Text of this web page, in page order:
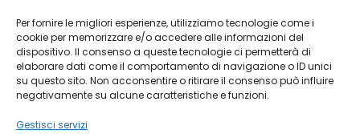
Per fornire le migliori esperienze, utilizziamo tecnologie come i
cookie per memorizzare e/o accedere alle informazioni del
dispositivo. Il consenso a queste tecnologie ci permetterà di
elaborare dati come il comportamento di navigazione o ID unici
su questo sito. Non acconsentire o ritirare il consenso può influire
negativamente su alcune caratteristiche e funzioni.
Gestisci servizi
(+39) 0572 70087
Corso Matteotti, 31 - 51016 - Montecatini Terme
(PT)